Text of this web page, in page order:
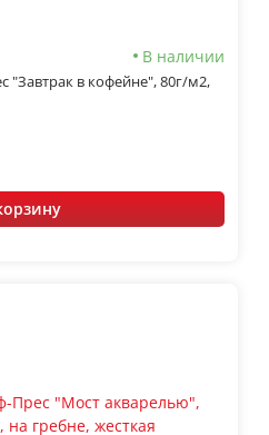
В наличии
"Завтрак в кофейне", 80г/м2,